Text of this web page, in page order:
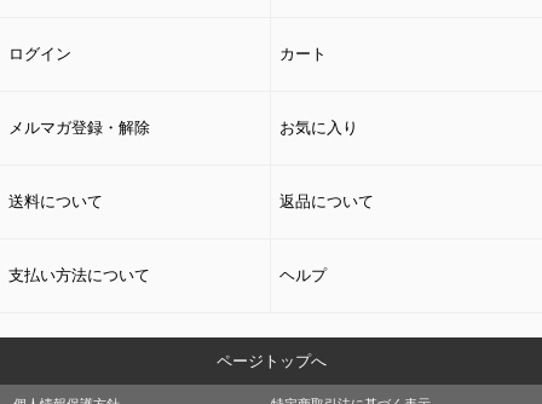
ログイン カート
メルマガ登録・解除 お気に入り
送料について 返品について
支払い方法について ヘルプ
ページトップへ